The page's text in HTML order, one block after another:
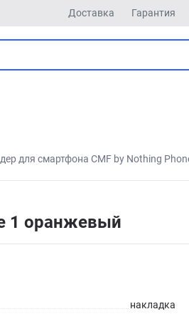
Доставка Гарантия
для смартфона CMF by Nothing
1 оранжевый
накладка